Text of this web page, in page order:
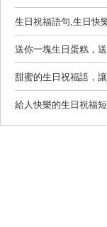
生日祝福語句,生日快
送你一塊生日蛋糕，
甜蜜的生日祝福語，
給人快樂的生日祝福